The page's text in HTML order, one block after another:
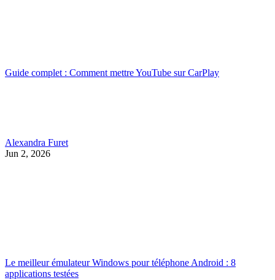
Guide complet : Comment mettre YouTube sur CarPlay
Alexandra Furet
Jun 2, 2026
Le meilleur émulateur Windows pour téléphone Android : 8
applications testées